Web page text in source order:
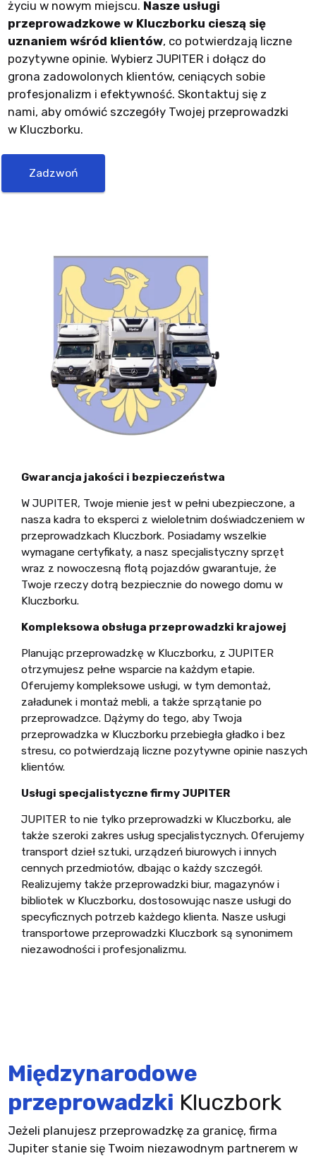
życiu w nowym miejscu. Nasze usługi
przeprowadzkowe w Kluczborku cieszą się
uznaniem wśród klientów, co potwierdzają liczne
pozytywne opinie. Wybierz JUPITER i dołącz do
grona zadowolonych klientów, ceniących sobie
profesjonalizm i efektywność. Skontaktuj się z
nami, aby omówić szczegóły Twojej przeprowadzki
w Kluczborku.
Zadzwoń
Gwarancja jakości i bezpieczeństwa
W JUPITER, Twoje mienie jest w pełni ubezpieczone, a
nasza kadra to eksperci z wieloletnim doświadczeniem w
przeprowadzkach Kluczbork. Posiadamy wszelkie
wymagane certyfikaty, a nasz specjalistyczny sprzęt
wraz z nowoczesną flotą pojazdów gwarantuje, że
Twoje rzeczy dotrą bezpiecznie do nowego domu w
Kluczborku.
Kompleksowa obsługa przeprowadzki krajowej
Planując przeprowadzkę w Kluczborku, z JUPITER
otrzymujesz pełne wsparcie na każdym etapie.
Oferujemy kompleksowe usługi, w tym demontaż,
załadunek i montaż mebli, a także sprzątanie po
przeprowadzce. Dążymy do tego, aby Twoja
przeprowadzka w Kluczborku przebiegła gładko i bez
stresu, co potwierdzają liczne pozytywne opinie naszych
klientów.
Usługi specjalistyczne firmy JUPITER
JUPITER to nie tylko przeprowadzki w Kluczborku, ale
także szeroki zakres usług specjalistycznych. Oferujemy
transport dzieł sztuki, urządzeń biurowych i innych
cennych przedmiotów, dbając o każdy szczegół.
Realizujemy także przeprowadzki biur, magazynów i
bibliotek w Kluczborku, dostosowując nasze usługi do
specyficznych potrzeb każdego klienta. Nasze usługi
transportowe przeprowadzki Kluczbork są synonimem
niezawodności i profesjonalizmu.
Międzynarodowe
przeprowadzki Kluczbork
Jeżeli planujesz przeprowadzkę za granicę, firma
Jupiter stanie się Twoim niezawodnym partnerem w